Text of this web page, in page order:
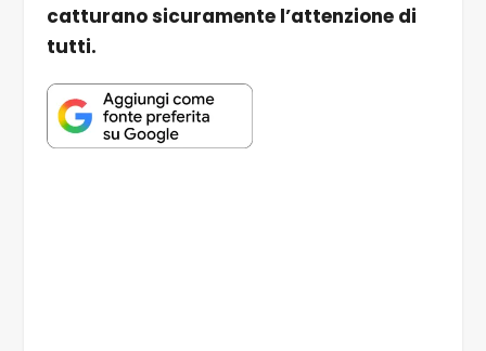
catturano sicuramente l’attenzione di
tutti.